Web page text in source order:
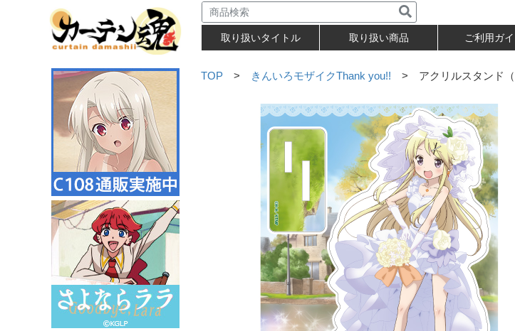
取り扱いタイトル 取り扱い商品 ご利用ガ
TOP > きんいろモザイクThank you!! > アクリルスタンド（